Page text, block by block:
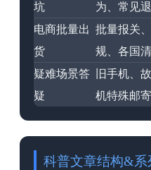
坑
为、常见
电商批量出
货
批量报关
规、各国
疑难场景答
疑
旧手机、
机特殊邮
科普文章结构&系